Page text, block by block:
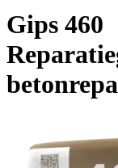
Gips 460